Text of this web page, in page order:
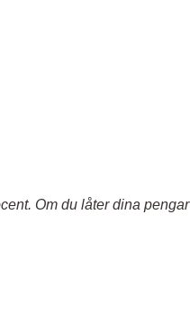
Om du låter dina pengar